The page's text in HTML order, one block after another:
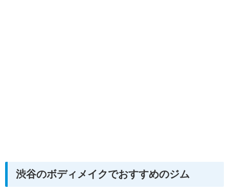
渋谷のボディメイクでおすすめのジム